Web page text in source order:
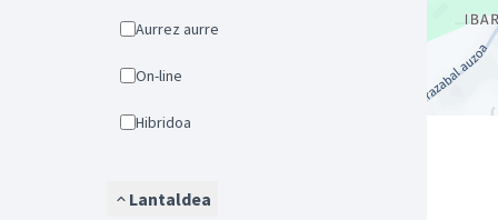
Aurrez aurre
On-line
Hibridoa
Lantaldea